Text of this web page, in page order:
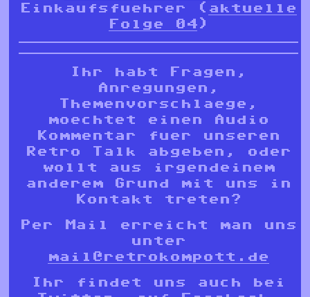
Einkaufsfuehrer ( aktuelle
Folge 04 )
Ihr habt Fragen,
Anregungen,
Themenvorschlaege,
moechtet einen Audio
Kommentar fuer unseren
Retro Talk abgeben, oder
wollt aus irgendeinem
anderem Grund mit uns in
Kontakt treten?
Per Mail erreicht man uns
unter
mail@retrokompott.de
Ihr findet uns auch bei